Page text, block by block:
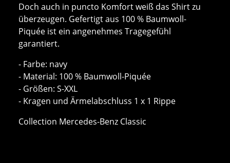
Doch auch in puncto Komfort weiß das Shirt zu
überzeugen. Gefertigt aus 100 % Baumwoll-
Piquée ist ein angenehmes Tragegefühl
garantiert.
- Farbe: navy
- Material: 100 % Baumwoll-Piquée
- Größen: S-XXL
- Kragen und Ärmelabschluss 1 x 1 Rippe
Collection Mercedes-Benz Classic